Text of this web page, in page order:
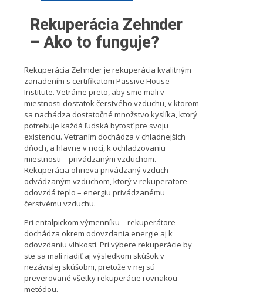
Rekuperácia Zehnder
– Ako to funguje?
Rekuperácia Zehnder je rekuperácia kvalitným
zariadením s certifikatom Passive House
Institute. Vetráme preto, aby sme mali v
miestnosti dostatok čerstvého vzduchu, v ktorom
sa nachádza dostatočné množstvo kyslíka, ktorý
potrebuje každá ľudská bytosť pre svoju
existenciu. Vetraním dochádza v chladnejších
dňoch, a hlavne v noci, k ochladzovaniu
miestnosti – privádzaným vzduchom.
Rekuperácia ohrieva privádzaný vzduch
odvádzaným vzduchom, ktorý v rekuperatore
odovzdá teplo – energiu privádzanému
čerstvému vzduchu.
Pri entalpickom výmenníku – rekuperátore –
dochádza okrem odovzdania energie aj k
odovzdaniu vlhkosti. Pri výbere rekuperácie by
ste sa mali riadiť aj výsledkom skúšok v
nezávislej skúšobni, pretože v nej sú
preverované všetky rekuperácie rovnakou
metódou.